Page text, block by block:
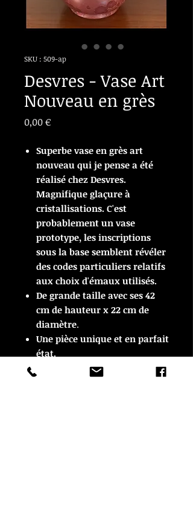
SKU : 509-ap
Desvres - Vase Art
Nouveau en grès
0,00 €Prix
Superbe vase en grès art
nouveau qui je pense a été
réalisé chez Desvres.
Magnifique glaçure à
cristallisations. C'est
probablement un vase
prototype, les inscriptions
sous la base semblent révéler
des codes particuliers relatifs
aux choix d'émaux utilisés.
De grande taille avec ses 42
cm de hauteur x 22 cm de
diamètre.
Une pièce unique et en parfait
état.